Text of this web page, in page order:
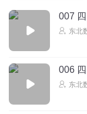
007
东北
006
东北